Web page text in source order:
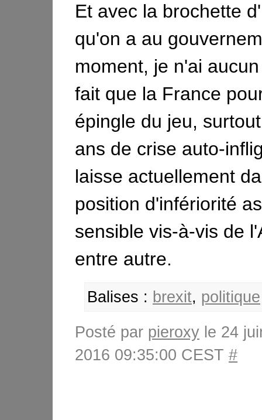
Et avec la brochette
qu'on a au
moment, je n'ai
fait que la France
épingle du jeu,
ans de crise auto-
laisse actuellement
position d'infériorité
sensible vis-à-vis de
entre autre.
Balises : brexit, politique
Posté par pieroxy le 24
2016 09:35:00 CEST #